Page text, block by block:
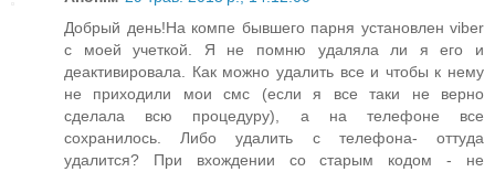
Добрый день!На компе бывшего парня установлен viber
с моей учеткой. Я не помню удаляла ли я его и
деактивировала. Как можно удалить все и чтобы к нему
не приходили мои смс (если я все таки не верно
сделала всю процедуру), а на телефоне все
сохранилось. Либо удалить с телефона- оттуда
удалится? При вхождении со старым кодом - не